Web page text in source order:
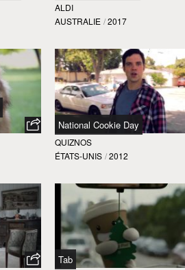
ALDI
AUSTRALIE / 2017
National Cookie Day
QUIZNOS
ÉTATS-UNIS / 2012
Tab